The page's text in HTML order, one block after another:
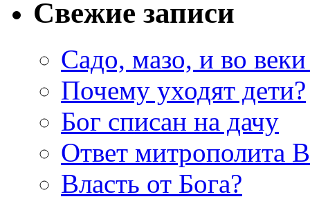
Свежие записи
Садо, мазо, и во веки
Почему уходят дети?
Бог списан на дачу
Ответ митрополита
Власть от Бога?